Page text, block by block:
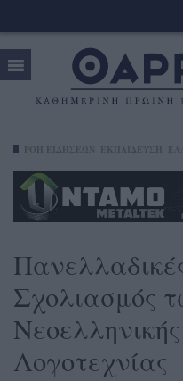
Σχολιασμός
Λογοτεχνίας